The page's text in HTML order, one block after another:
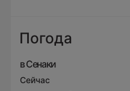
Погода
в Сенаки
Сейчас